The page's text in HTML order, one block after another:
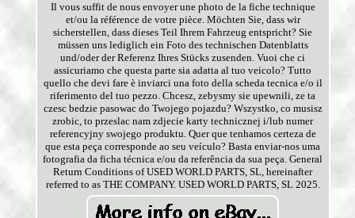
Il vous suffit de nous envoyer une photo de la fiche technique
et/ou la référence de votre pièce. Möchten Sie, dass wir
sicherstellen, dass dieses Teil Ihrem Fahrzeug entspricht? Sie
müssen uns lediglich ein Foto des technischen Datenblatts
und/oder der Referenz Ihres Stücks zusenden. Vuoi che ci
assicuriamo che questa parte sia adatta al tuo veicolo? Tutto
quello che devi fare è inviarci una foto della scheda tecnica e/o il
riferimento del tuo pezzo. Chcesz, zebysmy sie upewnili, ze ta
czesc bedzie pasowac do Twojego pojazdu? Wszystko, co musisz
zrobic, to przeslac nam zdjecie karty technicznej i/lub numer
referencyjny swojego produktu. Quer que tenhamos certeza de
que esta peça corresponde ao seu veículo? Basta enviar-nos uma
fotografia da ficha técnica e/ou da referência da sua peça. General
Return Conditions of USED WORLD PARTS, SL, hereinafter
referred to as THE COMPANY. USED WORLD PARTS, SL 2025.